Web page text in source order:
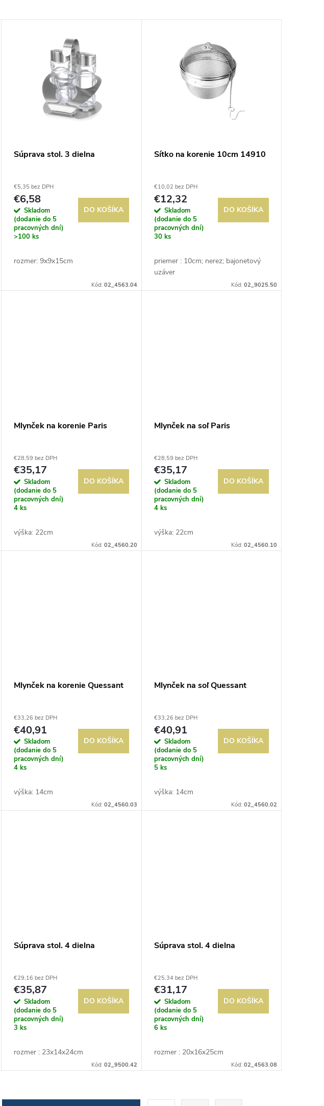
Súprava stol. 3 dielna
€5,35 bez DPH
€6,58
Skladom
(dodanie do 5
pracovných dní)
>100 ks
DO KOŠÍKA
rozmer: 9x9x15cm
Kód: 02_4563.04
Sítko na korenie 10cm 14910
€10,02 bez DPH
€12,32
Skladom
(dodanie do 5
pracovných dní)
30 ks
DO KOŠÍKA
priemer : 10cm; nerez; bajonetový
uzáver
Kód: 02_9025.50
Mlynček na korenie Paris
€28,59 bez DPH
€35,17
Skladom
(dodanie do 5
pracovných dní)
4 ks
DO KOŠÍKA
výška: 22cm
Kód: 02_4560.20
Mlynček na soľ Paris
€28,59 bez DPH
€35,17
Skladom
(dodanie do 5
pracovných dní)
4 ks
DO KOŠÍKA
výška: 22cm
Kód: 02_4560.10
Mlynček na korenie Quessant
€33,26 bez DPH
€40,91
Skladom
(dodanie do 5
pracovných dní)
4 ks
DO KOŠÍKA
výška: 14cm
Kód: 02_4560.03
Mlynček na soľ Quessant
€33,26 bez DPH
€40,91
Skladom
(dodanie do 5
pracovných dní)
5 ks
DO KOŠÍKA
výška: 14cm
Kód: 02_4560.02
Súprava stol. 4 dielna
€29,16 bez DPH
€35,87
Skladom
(dodanie do 5
pracovných dní)
3 ks
DO KOŠÍKA
rozmer : 23x14x24cm
Kód: 02_9500.42
Súprava stol. 4 dielna
€25,34 bez DPH
€31,17
Skladom
(dodanie do 5
pracovných dní)
6 ks
DO KOŠÍKA
rozmer : 20x16x25cm
Kód: 02_4563.08